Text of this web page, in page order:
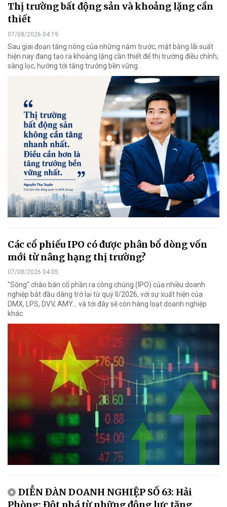
Thị trường bất động sản và khoảng lặng cần
thiết
07/08/2026 04:19
Sau giai đoạn tăng nóng của những năm trước, mặt bằng lãi suất
hiện nay đang tạo ra khoảng lặng cần thiết để thị trường điều chỉnh,
sàng lọc, hướng tới tăng trưởng bền vững.
Các cổ phiếu IPO có được phân bổ dòng vốn
mới từ nâng hạng thị trường?
07/08/2026 04:05
"Sóng" chào bán cổ phần ra công chúng (IPO) của nhiều doanh
nghiệp bắt đầu dâng trở lại từ quý II/2026, với sự xuất hiện của
DMX, LPS, DVV, AMY... và tới đây sẽ còn hàng loạt doanh nghiệp
khác.
DIỄN ĐÀN DOANH NGHIỆP SỐ 63: Hải
Phòng: Đột phá từ những động lực tăng